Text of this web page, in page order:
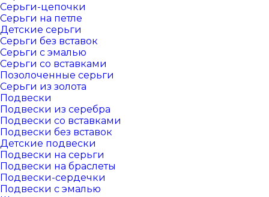
Серьги-цепочки
Серьги на петле
Детские серьги
Серьги без вставок
Серьги с эмалью
Серьги со вставками
Позолоченные серьги
Серьги из золота
Подвески
Подвески из серебра
Подвески со вставками
Подвески без вставок
Детские подвески
Подвески на серьги
Подвески на браслеты
Подвески-сердечки
Подвески с эмалью